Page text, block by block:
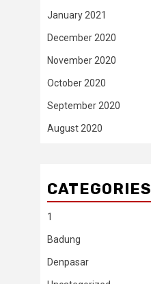
January 2021
December 2020
November 2020
October 2020
September 2020
August 2020
CATEGORIES
1
Badung
Denpasar